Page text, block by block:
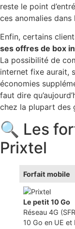
reste le point
ces anomalies
Enfin, certains
ses offres de box
La possibilité de
internet fixe aurait,
économies
faut dire
chez la plupart des
🔍 Les
Prixtel
Forfait mobile
Le petit 10 Go
Réseau 4G
10 Go en UE et